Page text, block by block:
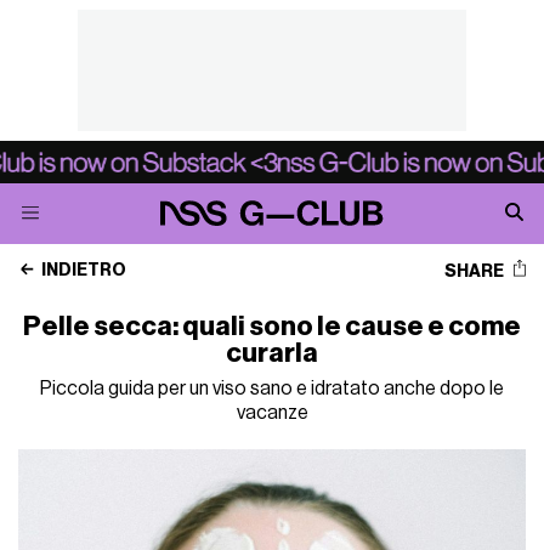
INDIETRO SHARE
Pelle secca: quali sono le cause e come
curarla
Piccola guida per un viso sano e idratato anche dopo le
vacanze